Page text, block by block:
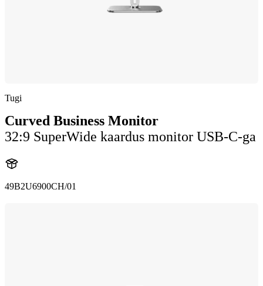
Tugi
Curved Business Monitor
32:9 SuperWide kaardus monitor USB-C-ga
49B2U6900CH/01